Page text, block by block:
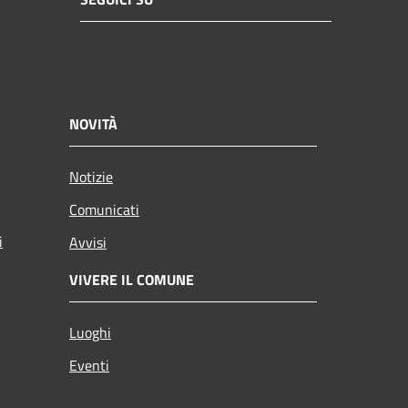
NOVITÀ
Notizie
Comunicati
Avvisi
VIVERE IL COMUNE
Luoghi
Eventi